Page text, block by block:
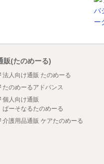
販(たのめーる)
法人向け通販 たのめーる
たのめーるアドバンス
個人向け通販
ぱーそなるたのめーる
介護用品通販 ケアたのめーる